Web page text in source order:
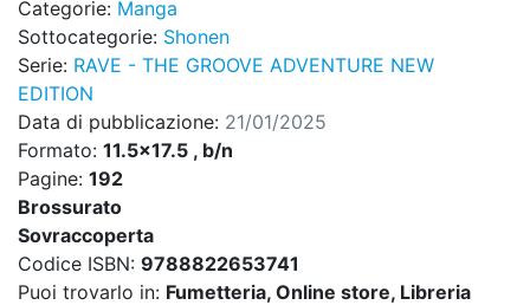
Categorie: Manga
Sottocategorie: Shonen
Serie: RAVE - THE GROOVE ADVENTURE NEW
EDITION
Data di pubblicazione: 21/01/2025
Formato: 11.5x17.5 , b/n
Pagine: 192
Brossurato
Sovraccoperta
Codice ISBN: 9788822653741
Puoi trovarlo in: Fumetteria, Online store, Libreria